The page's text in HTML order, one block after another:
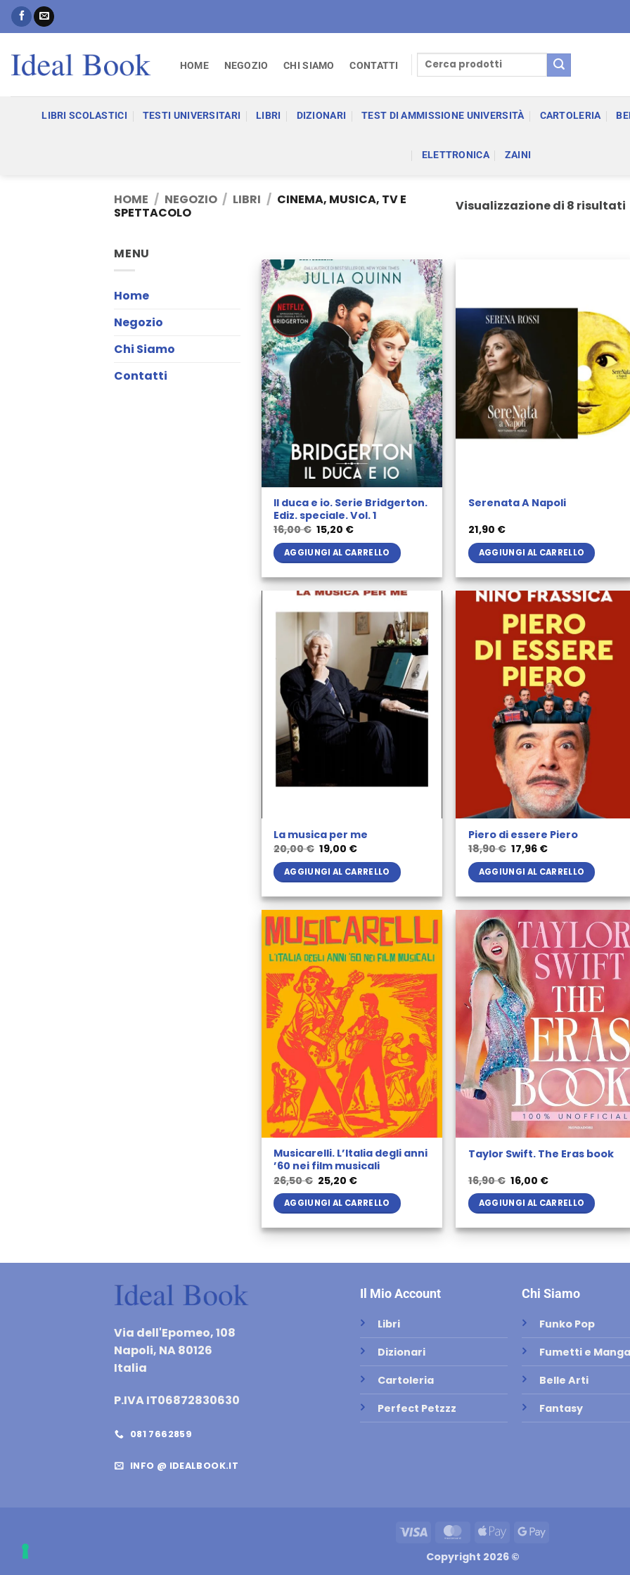
Salta
HOME NEGOZIO CHI SIAMO CONTATTI
Cerca:
LIBRI SCOLASTICI TESTI UNIVERSITARI LIBRI DIZIONARI TEST DI AMMISSIONE UNIVERSITÀ CARTOLERIA
ELETTRONICA ZAINI
HOME / NEGOZIO / LIBRI / CINEMA, MUSICA, TV E
SPETTACOLO
Visualizzazione di 8 risultati
MENU
Home
Negozio
Chi Siamo
Contatti
Il duca e io. Serie Bridgerton.
Ediz. speciale. Vol. 1
16,00€ Il
prezzo
originale
era:
16,00 €.
15,20 €Il
attuale
è:
15,20 €.
AGGIUNGI AL CARRELLO
Serenata A Napoli
21,90 €
AGGIUNGI AL CARRELLO
La musica per me
20,00€ Il
prezzo
originale
era:
19,00 €Il
attuale
è:
AGGIUNGI AL CARRELLO
Piero di essere Piero
18,90€ Il
prezzo
originale
era:
17,96 €Il
attuale
è:
AGGIUNGI AL CARRELLO
Musicarelli. L’Italia degli anni
’60 nei film musicali
26,50€ Il
prezzo
originale
era:
25,20 €Il
attuale
è:
AGGIUNGI AL CARRELLO
Taylor Swift. The Eras book
16,90€ Il
prezzo
originale
era:
16,00 €Il
attuale
è:
AGGIUNGI AL CARRELLO
Via dell'Epomeo, 108
Napoli, NA 80126
Italia
P.IVA IT06872830630
081 7662859
INFO @ IDEALBOOK.IT
Il Mio Account
Libri
Dizionari
Cartoleria
Perfect Petzzz
Chi Siamo
Funko Pop
Fumetti e Manga
Belle Arti
Fantasy
Visa MasterCard
Apple Google
Copyright 2026 ©